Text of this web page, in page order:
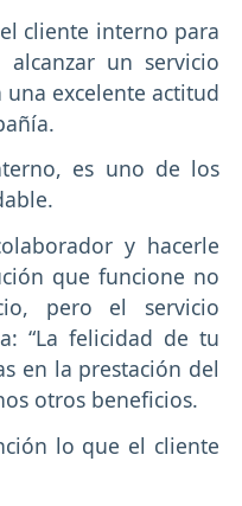
cliente interno para
un servicio
una excelente actitud
es uno de los
y hacerle
que funcione no
pero el servicio
“La felicidad de tu
en la prestación del
otros beneficios.
lo que el cliente